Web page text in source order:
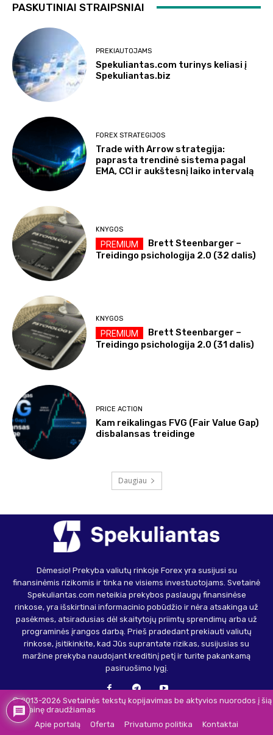
PASKUTINIAI STRAIPSNIAI
PREKIAUTOJAMS
Spekuliantas.com turinys keliasi į
Spekuliantas.biz
FOREX STRATEGIJOS
Trade with Arrow strategija:
paprasta trendinė sistema pagal
EMA, CCI ir aukštesnį laiko intervalą
KNYGOS
Brett Steenbarger –
Treidingo psichologija 2.0 (32 dalis)
KNYGOS
Brett Steenbarger –
Treidingo psichologija 2.0 (31 dalis)
PRICE ACTION
Kam reikalingas FVG (Fair Value Gap)
disbalansas treidinge
Daugiau
Dėmesio! Prekyba valiutų rinkoje Forex yra susijusi su
finansinėmis rizikomis ir tinka ne visiems investuotojams. Svetainė
Spekuliantas.com neteikia prekybos paslaugų finansinėse
rinkose, yra išskirtinai informacinio pobūdžio ir nėra atsakinga už
pasėkmes, atsiradusias dėl skaitytojų priimtų sprendimų arba už
programinės įrangos darbą. Prieš pradedant prekiauti valiutų
rinkose, įsitikinkite, kad Jūs suprantate rizikas, susijusias su
maržine prekyba naudojant kreditinį petį ir turite pakankamą
pasiruošimo lygį.
© 2013-2026 Svetainės tekstų kopijavimas be aktyvios nuorodos į šią
svetainę draudžiamas
Apie portalą
Oferta Privatumo politika Kontaktai